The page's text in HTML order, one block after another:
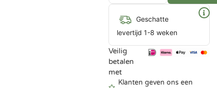
Geschatte
levertijd 1-8 weken
Veilig
betalen
met
Klanten geven ons een